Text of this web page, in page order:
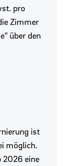
pro
Zimmer
über den
ist
möglich.
2026 eine